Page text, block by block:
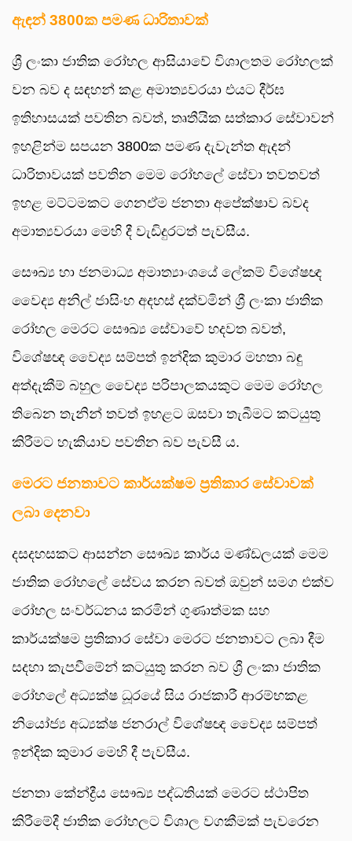
ඇඳන් 3800ක පමණ ධාරිතාවක්
ශ්‍රී ලංකා ජාතික රෝහල ආසියාවේ විශාලතම රෝහලක්
වන බව ද සඳහන් කළ අමාත්‍යවරයා එයට දීර්ඝ
ඉතිහාසයක් පවතින බවත්, තෘතීයික සත්කාර සේවාවන්
ඉහළින්ම සපයන 3800ක පමණ දැවැන්ත ඇදන්
ධාරිතාවයක් පවතින මෙම රෝහලේ සේවා තවතවත්
ඉහළ මට්ටමකට ගෙනඒම ජනතා අපේක්ෂාව බවද
අමාත්‍යවරයා මෙහි දී වැඩිදුරටත් පැවසීය.
සෞඛ්‍ය හා ජනමාධ්‍ය අමාත්‍යාංශයේ ලේකම් විශේෂඥ
වෛද්‍ය අනිල් ජාසිංහ අදහස් දක්වමින් ශ්‍රී ලංකා ජාතික
රෝහල මෙරට සෞඛ්‍ය සේවාවේ හදවත බවත්,
විශේෂඥ වෛද්‍ය සම්පත් ඉන්දික කුමාර මහතා බඳු
අත්දැකීම් බහුල වෛද්‍ය පරිපාලකයකුට මෙම රෝහල
තිබෙන තැනින් තවත් ඉහළට ඔසවා තැබීමට කටයුතු
කිරීමට හැකියාව පවතින බව පැවසී ය.
මෙරට ජනතාවට කාර්යක්ෂම ප්‍රතිකාර සේවාවක්
ලබා දෙනවා
දසදහසකට ආසන්න සෞඛ්‍ය කාර්ය මණ්ඩලයක් මෙම
ජාතික රෝහලේ සේවය කරන බවත් ඔවුන් සමග එක්ව
රෝහල සංවර්ධනය කරමින් ගුණාත්මක සහ
කාර්යක්ෂම ප්‍රතිකාර සේවා මෙරට ජනතාවට ලබා දීම
සදහා කැපවීමේන් කටයුතු කරන බව ශ්‍රී ලංකා ජාතික
රෝහලේ අධ්‍යක්ෂ ධූරයේ සිය රාජකාරී ආරම්භකළ
නියෝජ්‍ය අධ්‍යක්ෂ ජනරාල් විශේෂඥ වෛද්‍ය සම්පත්
ඉන්දික කුමාර මෙහි දී පැවසීය.
ජනතා කේන්ද්‍රීය සෞඛ්‍ය පද්ධතියක් මෙරට ස්ථාපිත
කිරීමේදී ජාතික රෝහලට විශාල වගකීමක් පැවරෙන